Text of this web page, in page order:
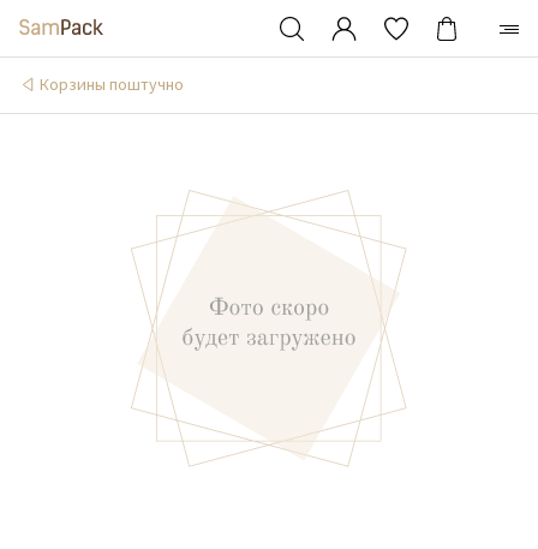
Корзины поштучно